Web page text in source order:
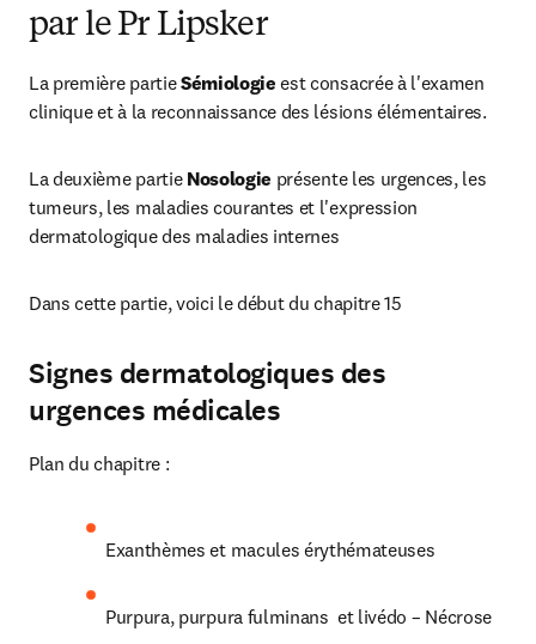
par le Pr Lipsker
La première partie Sémiologie est consacrée à l'examen
clinique et à la reconnaissance des lésions élémentaires.
La deuxième partie Nosologie présente les urgences, les
tumeurs, les maladies courantes et l'expression
dermatologique des maladies internes
Dans cette partie, voici le début du chapitre 15
Signes dermatologiques des
urgences médicales
Plan du chapitre :
Exanthèmes et macules érythémateuses
Purpura, purpura fulminans  et livédo – Nécrose